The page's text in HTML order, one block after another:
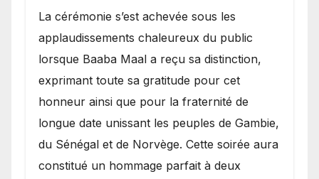
​La cérémonie s’est achevée sous les
applaudissements chaleureux du public
lorsque Baaba Maal a reçu sa distinction,
exprimant toute sa gratitude pour cet
honneur ainsi que pour la fraternité de
longue date unissant les peuples de Gambie,
du Sénégal et de Norvège. Cette soirée aura
constitué un hommage parfait à deux